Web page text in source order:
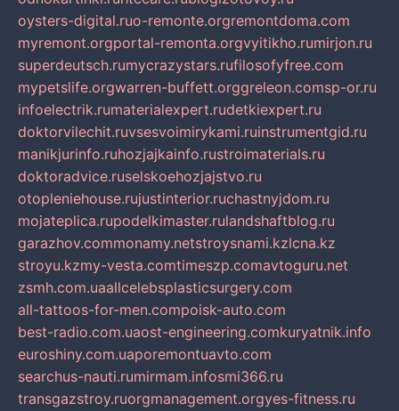
oysters-digital.ruo-remonte.orgremontdoma.com
myremont.orgportal-remonta.orgvyitikho.rumirjon.ru
superdeutsch.rumycrazystars.rufilosofyfree.com
mypetslife.orgwarren-buffett.orggreleon.comsp-or.ru
infoelectrik.rumaterialexpert.rudetkiexpert.ru
doktorvilechit.ruvsesvoimirykami.ruinstrumentgid.ru
manikjurinfo.ruhozjajkainfo.rustroimaterials.ru
doktoradvice.ruselskoehozjajstvo.ru
otopleniehouse.rujustinterior.ruchastnyjdom.ru
mojateplica.rupodelkimaster.rulandshaftblog.ru
garazhov.commonamy.netstroysnami.kzlcna.kz
stroyu.kzmy-vesta.comtimeszp.comavtoguru.net
zsmh.com.uaallcelebsplasticsurgery.com
all-tattoos-for-men.compoisk-auto.com
best-radio.com.uaost-engineering.comkuryatnik.info
euroshiny.com.uaporemontuavto.com
searchus-nauti.rumirmam.infosmi366.ru
transgazstroy.ruorgmanagement.orgyes-fitness.ru